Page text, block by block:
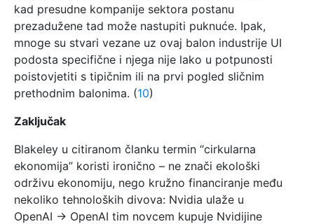
kad presudne kompanije sektora postanu
prezadužene tad može nastupiti puknuće. Ipak,
mnoge su stvari vezane uz ovaj balon industrije UI
podosta specifične i njega nije lako u potpunosti
poistovjetiti s tipičnim ili na prvi pogled sličnim
prethodnim balonima. (10)
Zaključak
Blakeley u citiranom članku termin “cirkularna
ekonomija” koristi ironično – ne znači ekološki
održivu ekonomiju, nego kružno financiranje među
nekoliko tehnoloških divova: Nvidia ulaže u
OpenAI → OpenAI tim novcem kupuje Nvidijine